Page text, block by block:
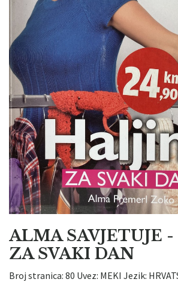
ALMA SAVJETUJE
ZA SVAKI DAN
Broj stranica: 80 Uvez: MEKI Jezik: